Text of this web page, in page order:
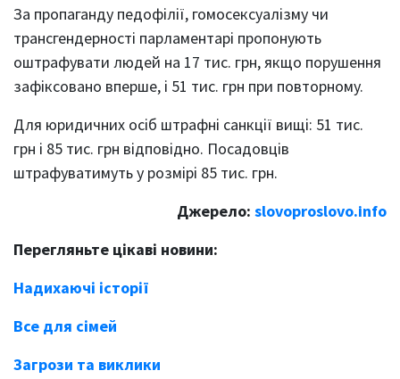
За пропаганду педофілії, гомосексуалізму чи
трансгендерності парламентарі пропонують
оштрафувати людей на 17 тис. грн, якщо порушення
зафіксовано вперше, і 51 тис. грн при повторному.
Для юридичних осіб штрафні санкції вищі: 51 тис.
грн і 85 тис. грн відповідно. Посадовців
штрафуватимуть у розмірі 85 тис. грн.
Джерело: slovoproslovo.info
Перегляньте цікаві новини:
Надихаючі історії
Все для сімей
Загрози та виклики